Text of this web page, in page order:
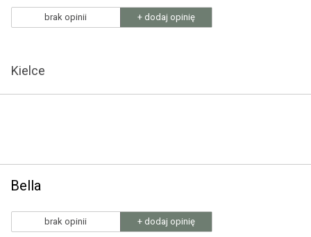
brak opinii + dodaj opinię
Kielce
Bella
brak opinii + dodaj opinię